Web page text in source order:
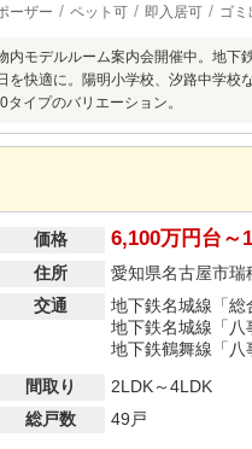
ーザー ペット可 即入居可 ゴ
内モデルルーム案内会開催中。地
を快適に。陽明小学校、汐路中学
タイプのバリエーション。
価格 6,100万円台～
住所
愛知県名古屋市瑞
交通
地下鉄名城線「
地下鉄名城線「八
地下鉄鶴舞線「八
間取り
2LDK～4LDK
総戸数 49戸